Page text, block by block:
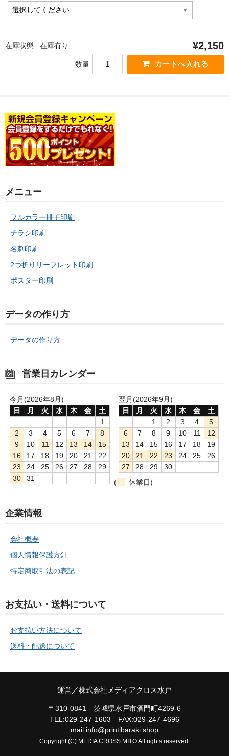
在庫状態 : 在庫有り ¥2,150
数量
メニュー
フルカラー冊子印刷
チラシ印刷
名刺印刷
2つ折りリーフレット印刷
ポスター印刷
データの作り方
データの作り方
営業日カレンダー
今月(2026年8月)
日
月 火 水 木 金
土
1
2
3 4 5 6 7
8
9
10 11 12 13 14
15
16
17 18 19 20 21
22
23
24 25 26 27 28
29
30
31
翌月(2026年9月)
日
月 火 水 木 金
土
1
2 3 4
5
6
7 8 9 10 11
12
13
14 15 16 17 18
19
20
21 22 23 24 25
26
27
28 29
30
(
休業日)
企業情報
会社概要
個人情報保護方針
特定商取引法の表記
お支払い・送料について
お支払い方法について
送料・配送について
運営／株式会社メディアクロス水戸
〒310-0841 茨城県水戸市酒門町4269-6
TEL:029-247-1603 FAX:029-247-4696
mail:info@printibaraki.shop
Copyright (C) MEDIA CROSS MITO All rights reserved.